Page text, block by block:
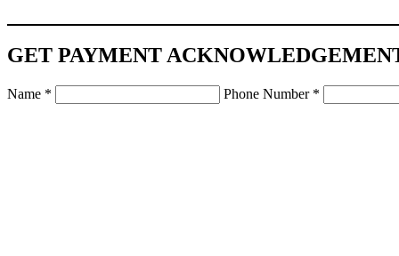
GET PAYMENT
Name * Phone Number *